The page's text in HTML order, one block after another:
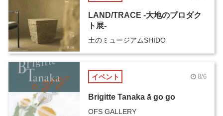
LAND/TRACE -大地のプロダク
ト展-
土のミュージアムSHIDO
イベント 8/6
Brigitte Tanaka ā go go
OFS GALLERY